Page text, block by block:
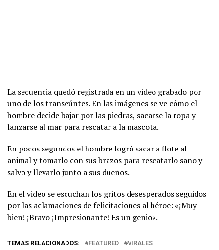
La secuencia quedó registrada en un video grabado por
uno de los transeúntes. En las imágenes se ve cómo el
hombre decide bajar por las piedras, sacarse la ropa y
lanzarse al mar para rescatar a la mascota.
En pocos segundos el hombre logró sacar a flote al
animal y tomarlo con sus brazos para rescatarlo sano y
salvo y llevarlo junto a sus dueños.
En el video se escuchan los gritos desesperados seguidos
por las aclamaciones de felicitaciones al héroe: «¡Muy
bien! ¡Bravo ¡Impresionante! Es un genio».
TEMAS RELACIONADOS: FEATURED VIRALES